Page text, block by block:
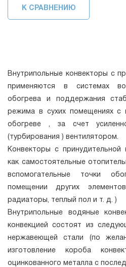
К СРАВНЕНИЮ
Внутрипольные конвекторы с
применяются в системах
обогрева и поддержания
режима в сухих помещениях с
обогреве , за счет
(турбирования ) вентилятором.
Конвекторы с принудительной
как самостоятельные
вспомогательные точки
помещении других
радиаторы, теплый пол и т. д. )
Внутрипольные водяные
конвекцией состоят из
нержавеющей стали (по
изготовление короба
оцинкованного металла с